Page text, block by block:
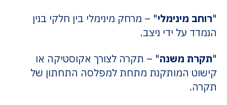
"רוחב מינימלי" – מרחק מינימלי בין חלקי בנין
הנמדד על ידי ניצב.
"תקרת משנה" – תקרה לצורך אקוסטיקה או
קישוט המותקנת מתחת למפלסה התחתון של
תקרה.